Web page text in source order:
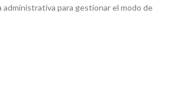
administrativa para gestionar el modo de